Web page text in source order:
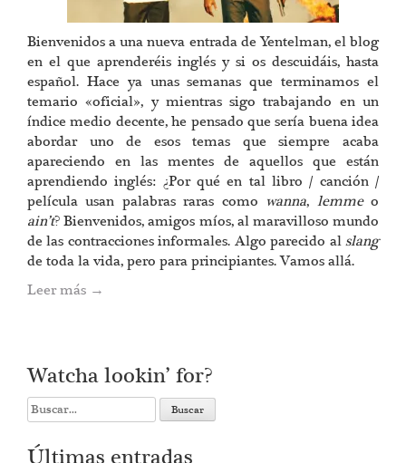
Bienvenidos a una nueva entrada de Yentelman, el blog
en el que aprenderéis inglés y si os descuidáis, hasta
español. Hace ya unas semanas que terminamos el
temario «oficial», y mientras sigo trabajando en un
índice medio decente, he pensado que sería buena idea
abordar uno de esos temas que siempre acaba
apareciendo en las mentes de aquellos que están
aprendiendo inglés: ¿Por qué en tal libro / canción /
película usan palabras raras como wanna, lemmeo
ain’t? Bienvenidos, amigos míos, al maravilloso mundo
de las contracciones informales. Algo parecido alslang
de toda la vida, pero para principiantes. Vamos allá.
Leer más →
Watcha lookin’ for?
Search
for: